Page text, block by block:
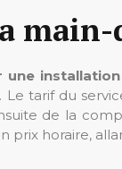
Le tarif du
de la
prix horaire,